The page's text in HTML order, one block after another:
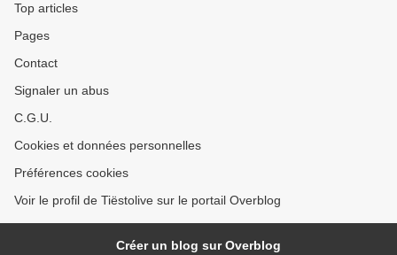
Top articles
Pages
Contact
Signaler un abus
C.G.U.
Cookies et données personnelles
Préférences cookies
Voir le profil de Tiëstolive sur le portail Overblog
Créer un blog sur Overblog